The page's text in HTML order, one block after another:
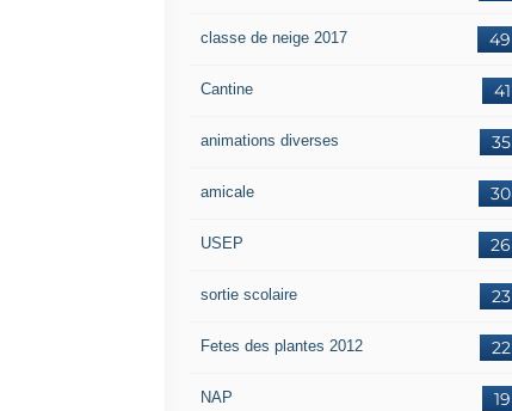
49
classe de neige 2017
41
Cantine
35
animations diverses
30
amicale
26
USEP
23
sortie scolaire
22
Fetes des plantes 2012
19
NAP